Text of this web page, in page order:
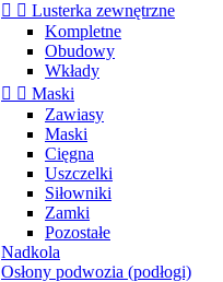
  Lusterka zewnętrzne
Kompletne
Obudowy
Wkłady
  Maski
Zawiasy
Maski
Cięgna
Uszczelki
Siłowniki
Zamki
Pozostałe
Nadkola
Osłony podwozia (podłogi)